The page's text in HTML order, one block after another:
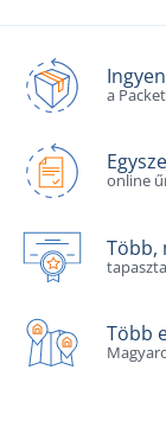
a
online
Több,
Több